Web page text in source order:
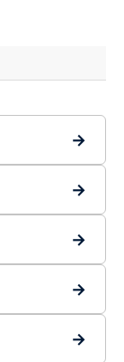
→
→
→
→
→